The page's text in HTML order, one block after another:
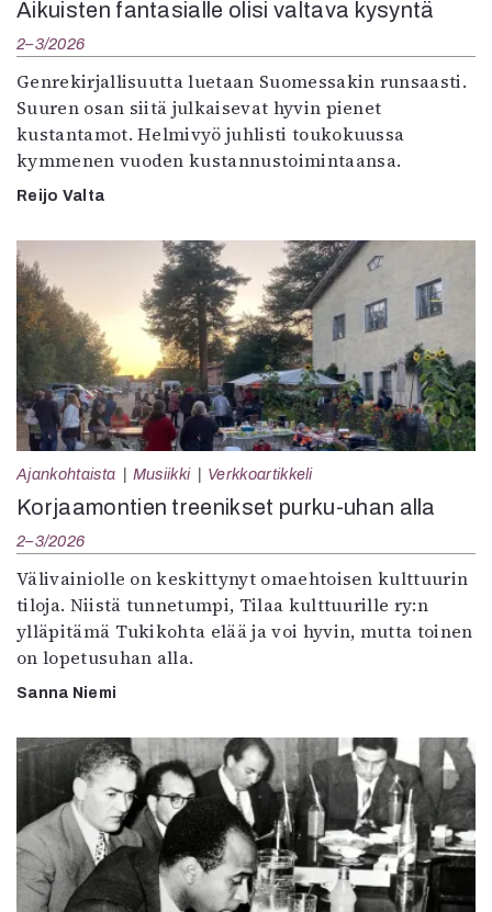
Aikuisten fantasialle olisi valtava kysyntä
2–3/2026
Genrekirjallisuutta luetaan Suomessakin runsaasti.
Suuren osan siitä julkaisevat hyvin pienet
kustantamot. Helmivyö juhlisti toukokuussa
kymmenen vuoden kustannustoimintaansa.
Reijo Valta
Ajankohtaista Musiikki Verkkoartikkeli
Korjaamontien treenikset purku-uhan alla
2–3/2026
Välivainiolle on keskittynyt omaehtoisen kulttuurin
tiloja. Niistä tunnetumpi, Tilaa kulttuurille ry:n
ylläpitämä Tukikohta elää ja voi hyvin, mutta toinen
on lopetusuhan alla.
Sanna Niemi